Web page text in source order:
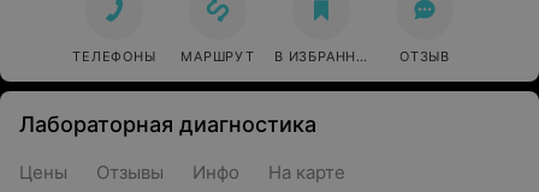
ТЕЛЕФОНЫ МАРШРУТ В ИЗБРАННОЕ ОТЗЫВ
Лабораторная диагностика
Цены Отзывы Инфо На карте